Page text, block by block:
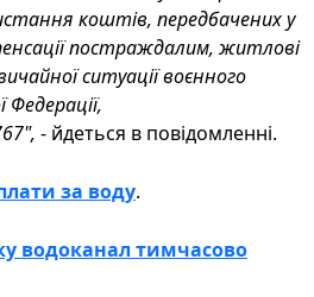
коштів, передбачених у
постраждалим, житлові
ситуації воєнного
Федерації,
- йдеться в повідомленні.
за воду.
водоканал тимчасово